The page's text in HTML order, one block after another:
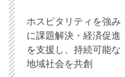
ホスピタリティを強み
に課題解決・経済促進
を支援し、持続可能な
地域社会を共創